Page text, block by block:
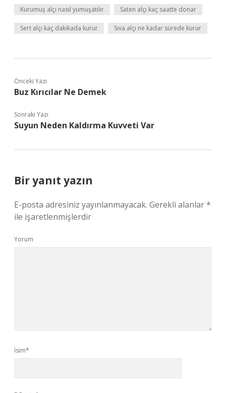
Kurumuş alçı nasıl yumuşatılır Saten alçı kaç saatte donar
Sert alçı kaç dakikada kurur Sıva alçı ne kadar sürede kurur
Önceki Yazı
Buz Kırıcılar Ne Demek
Sonraki Yazı
Suyun Neden Kaldırma Kuvveti Var
Bir yanıt yazın
E-posta adresiniz yayınlanmayacak. Gerekli alanlar*
ile işaretlenmişlerdir
Yorum
İsim*